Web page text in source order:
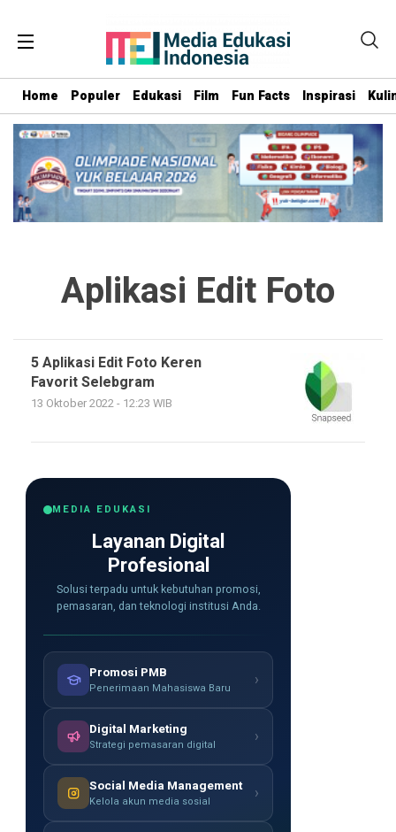
Home Populer Edukasi Film Fun Facts Inspirasi
Aplikasi Edit Foto
5 Aplikasi Edit Foto Keren
Favorit Selebgram
13 Oktober 2022 - 12:23 WIB
MEDIA EDUKASI
Layanan Digital
Profesional
Solusi terpadu untuk kebutuhan promosi,
pemasaran, dan teknologi institusi Anda.
Promosi PMB
Penerimaan Mahasiswa Baru ›
Digital Marketing
Strategi pemasaran digital ›
Social Media Management
Kelola akun media sosial ›